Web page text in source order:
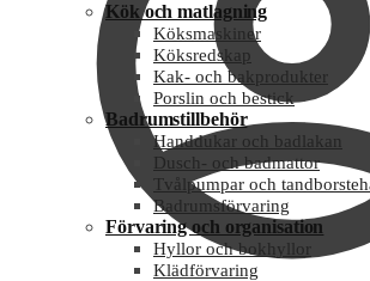
Kök och matlagning
Köksmaskiner
Köksredskap
Kak- och bakprodukter
Porslin och bestick
Badrumstillbehör
Handdukar och badlakan
Dusch- och badmattor
Tvålpumpar och
Badrumsförvaring
Förvaring och organisation
Hyllor och bokhyllor
Klädförvaring